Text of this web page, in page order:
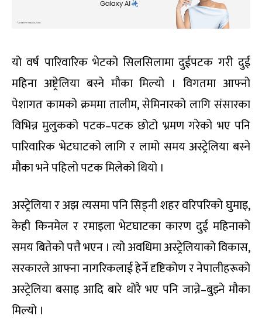
यो वर्ष पारिवारिक भेटको सिलसिलामा दुईपटक गरी दुई
महिना अष्ट्रेलिया बस्ने मौका मिल्यो । विगतमा आफ्नो
पेशागत कामको क्रममा तालीम, सेमिनारको लागि संसारका
विभिन्न मुलुकको पटक–पटक छोटो भ्रमण गरेको भए पनि
पारिवारिक भेटघाटको लागि र लामो समय अस्ट्रेलिया बस्ने
मौका भने पहिलो पटक मिलेको थियो ।
अस्ट्रेलिया र अझ त्यसमा पनि सिड्नी शहर वरिपरिको घुमाइ,
केही किनमेल र रमाइला भेटघाटका कारण दुई महिनाको
समय बितेको पत्तै भएन । त्यो अवधिमा अस्ट्रेलियाको विकास,
सरकारले आफ्ना नागरिकलाई हेर्ने दृष्टिकोण र नेपालीहरूको
अस्ट्रेलिया बसाइ आदि बारे थोरै भए पनि जान्ने–बुझ्ने मौका
मिल्यो ।